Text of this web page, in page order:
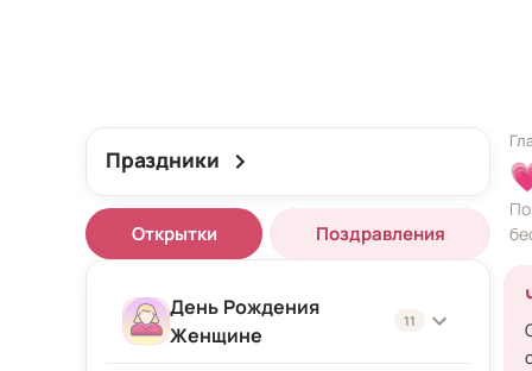
Праздники
Открытки Поздравления
День Рождения
Женщине
11